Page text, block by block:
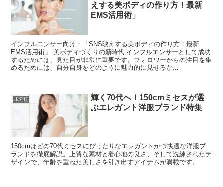
えする美ボディの作り方！最新
EMS活用術」
インフルエンサー向け：「SNS映えする美ボディの作り方！最新
EMS活用術」 美ボディづくりの新時代 インフルエンサーとして成功
するためには、見た目が非常に重要です。フォロワーからの注目を集
めるためには、自分自身をどのように魅力的に見せるか...
未分類
輝く70代へ！150cmミセスが選
ぶエレガント洋服ブランド特集
150cmほどの70代ミセスにぴったりなエレガントかつ快適な洋服ブ
ランドを徹底解説。上質な素材と着心地の良さ、そして洗練されたデ
ザインで、年齢を重ねた美しさを引き出すアイテムが満載です。